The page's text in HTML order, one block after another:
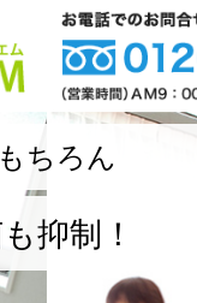
ちろん
抑制！